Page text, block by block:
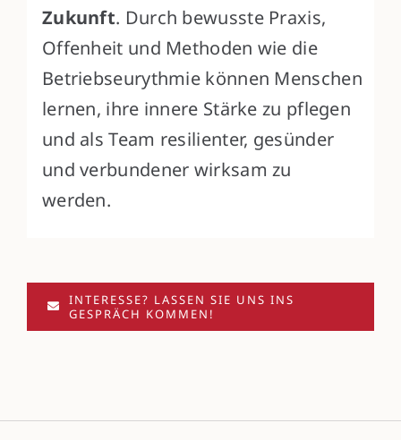
Zukunft. Durch bewusste Praxis,
Offenheit und Methoden wie die
Betriebseurythmie können Menschen
lernen, ihre innere Stärke zu pflegen
und als Team resilienter, gesünder
und verbundener wirksam zu
werden.
INTERESSE? LASSEN SIE UNS INS
GESPRÄCH KOMMEN!